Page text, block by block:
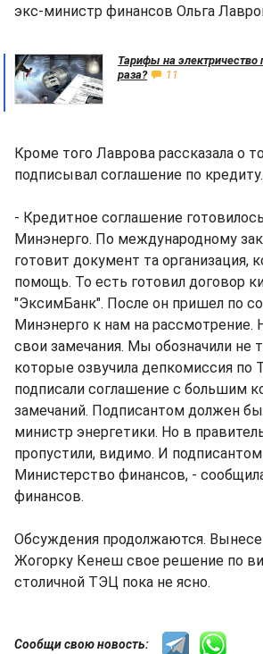
экс-министр финансов Ольга
Тарифы на электричество
раза?
11
Кроме того Лаврова рассказала о
подписывал соглашение по кредиту.
- Кредитное соглашение
Минэнерго. По международному
готовит документ та организация,
помощь. То есть готовил договор
"ЭксимБанк". После он пришел по
Минэнерго к нам на рассмотрение.
свои замечания. Мы обозначили не
которые озвучила депкомиссия
подписали соглашение с большим
замечаний. Подписантом должен
министр энергетики. Но в
пропустили, видимо. И
Министерство финансов, -
финансов.
Обсуждения продолжаются.
Жогорку Кенеш свое решение по
столичной ТЭЦ пока не ясно.
Сообщи свою новость: